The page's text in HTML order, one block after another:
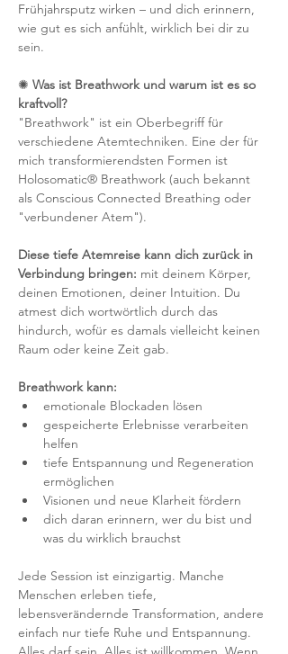
Frühjahrsputz wirken – und dich erinnern,
wie gut es sich anfühlt, wirklich bei dir zu
sein.
✺ Was ist Breathwork und warum ist es so
kraftvoll?
"Breathwork" ist ein Oberbegriff für
verschiedene Atemtechniken. Eine der für
mich transformierendsten Formen ist
Holosomatic® Breathwork (auch bekannt
als Conscious Connected Breathing oder
"verbundener Atem").
Diese tiefe Atemreise kann dich zurück in
Verbindung bringen: mit deinem Körper,
deinen Emotionen, deiner Intuition. Du
atmest dich wortwörtlich durch das
hindurch, wofür es damals vielleicht keinen
Raum oder keine Zeit gab.
Breathwork kann:
emotionale Blockaden lösen
gespeicherte Erlebnisse verarbeiten
helfen
tiefe Entspannung und Regeneration
ermöglichen
Visionen und neue Klarheit fördern
dich daran erinnern, wer du bist und
was du wirklich brauchst
Jede Session ist einzigartig. Manche
Menschen erleben tiefe,
lebensverändernde Transformation, andere
einfach nur tiefe Ruhe und Entspannung.